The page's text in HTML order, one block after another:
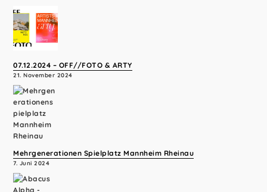
07.12.2024 – OFF//FOTO & ARTY
21. November 2024
Mehrgenerationen Spielplatz Mannheim Rheinau
7. Juni 2024